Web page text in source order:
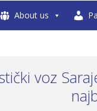
About us
voz